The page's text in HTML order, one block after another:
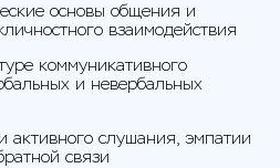
основы общения и
взаимодействия
коммуникативного
и невербальных
активного слушания, эмпатии
связи